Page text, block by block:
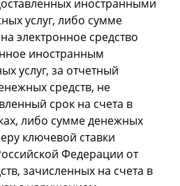
иностранными
услуг, либо сумме
электронное средство
иностранным
услуг, за отчетный
средств, не
срок на счета в
либо сумме денежных
ключевой ставки
Федерации от
зачисленных на счета в